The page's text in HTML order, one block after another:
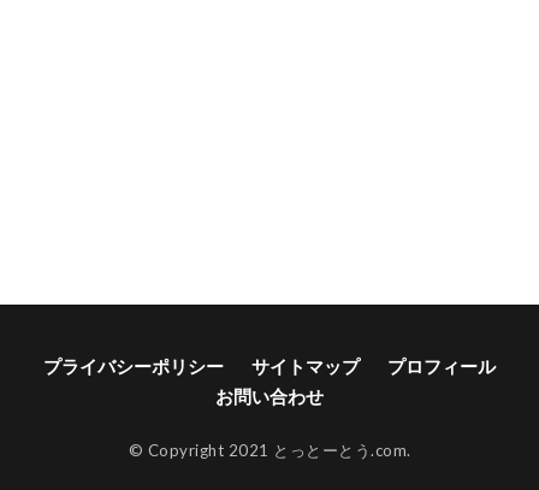
プライバシーポリシー サイトマップ
プロフィール
お問い合わせ
© Copyright 2021 とっとーとう.com.